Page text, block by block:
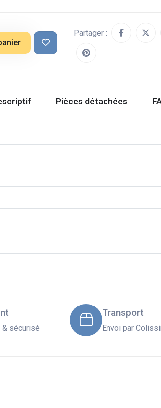
Partager :
Pièces détachées
& sécurisé
Transport
Envoi par